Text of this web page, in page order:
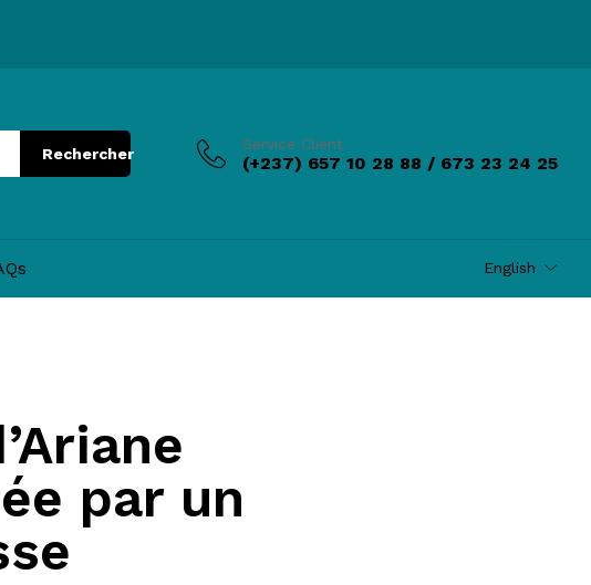
Rechercher
Service Client
(+237) 657 10 28 88 / 673 23 24 25
English
par un